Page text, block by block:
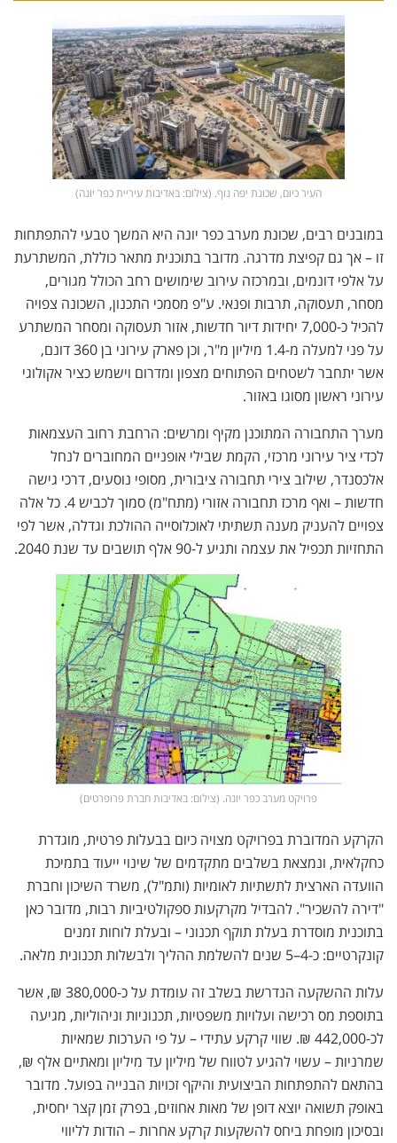
העיר כיום, שכונת יפה נוף. (צילום: באדיבות עיריית כפר יונה)
במובנים רבים, שכונת מערב כפר יונה היא המשך טבעי להתפתחות
זו – אך גם קפיצת מדרגה. מדובר בתוכנית מתאר כוללת, המשתרעת
על אלפי דונמים, ובמרכזה עירוב שימושים רחב הכולל מגורים,
מסחר, תעסוקה, תרבות ופנאי. ע"פ מסמכי התכנון, השכונה צפויה
להכיל כ-7,000 יחידות דיור חדשות, אזור תעסוקה ומסחר המשתרע
על פני למעלה מ-1.4 מיליון מ"ר, וכן פארק עירוני בן 360 דונם,
אשר יתחבר לשטחים הפתוחים מצפון ומדרום וישמש כציר אקולוגי
עירוני ראשון מסוגו באזור.
מערך התחבורה המתוכנן מקיף ומרשים: הרחבת רחוב העצמאות
לכדי ציר עירוני מרכזי, הקמת שבילי אופניים המחוברים לנחל
אלכסנדר, שילוב צירי תחבורה ציבורית, מסופי נוסעים, דרכי גישה
חדשות – ואף מרכז תחבורה אזורי (מתח"מ) סמוך לכביש 4. כל אלה
צפויים להעניק מענה תשתיתי לאוכלוסייה ההולכת וגדלה, אשר לפי
התחזיות תכפיל את עצמה ותגיע ל-90 אלף תושבים עד שנת 2040.
פרויקט מערב כפר יונה. (צילום: באדיבות חברת פרופרטים)
הקרקע המדוברת בפרויקט מצויה כיום בבעלות פרטית, מוגדרת
כחקלאית, ונמצאת בשלבים מתקדמים של שינוי ייעוד בתמיכת
הוועדה הארצית לתשתיות לאומיות (ותמ"ל), משרד השיכון וחברת
"דירה להשכיר". להבדיל מקרקעות ספקולטיביות רבות, מדובר כאן
בתוכנית מוסדרת בעלת תוקף תכנוני – ובעלת לוחות זמנים
קונקרטיים: כ-4–5 שנים להשלמת ההליך ולבשלות תכנונית מלאה.
עלות ההשקעה הנדרשת בשלב זה עומדת על כ-380,000 ₪, אשר
בתוספת מס רכישה ועלויות משפטיות, תכנוניות וניהוליות, מגיעה
לכ-442,000 ₪. שווי קרקע עתידי – על פי הערכות שמאיות
שמרניות – עשוי להגיע לטווח של מיליון עד מיליון ומאתיים אלף ₪,
בהתאם להתפתחות הביצועית והיקף זכויות הבנייה בפועל. מדובר
באופק תשואה יוצא דופן של מאות אחוזים, בפרק זמן קצר יחסית,
ובסיכון מופחת ביחס להשקעות קרקע אחרות – הודות לליווי